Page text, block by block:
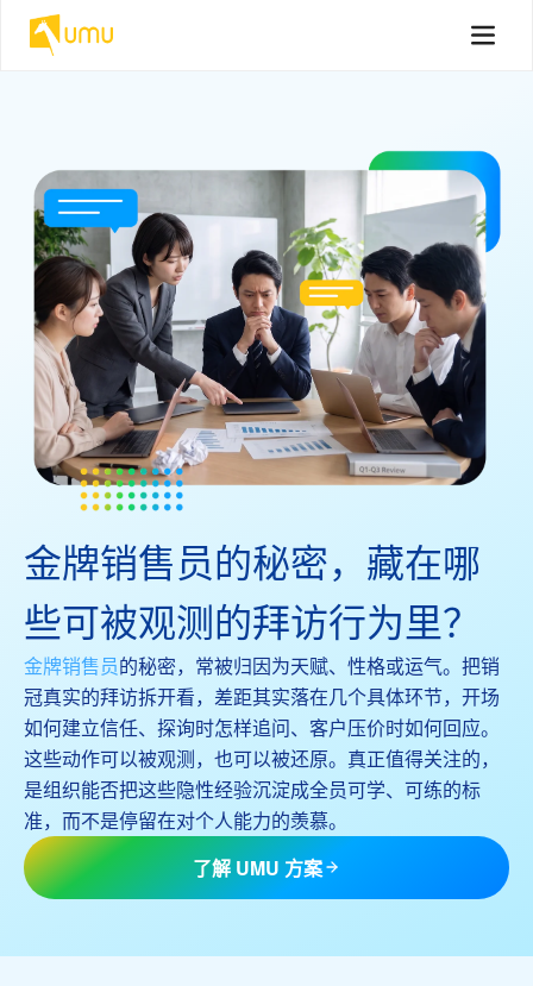
金牌销售员的秘密，藏在哪
些可被观测的拜访行为里？
金牌销售员的秘密，常被归因为天赋、性格或运气。把销
冠真实的拜访拆开看，差距其实落在几个具体环节，开场
如何建立信任、探询时怎样追问、客户压价时如何回应。
这些动作可以被观测，也可以被还原。真正值得关注的，
是组织能否把这些隐性经验沉淀成全员可学、可练的标
准，而不是停留在对个人能力的羡慕。
了解 UMU 方案